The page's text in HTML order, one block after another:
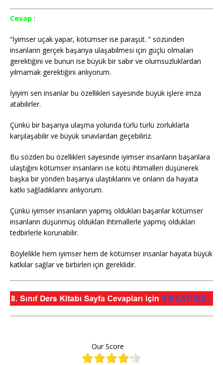
Cevap :
“İyimser uçak yapar, kötümser ise paraşüt. ” sözünden
insanların gerçek başarıya ulaşabilmesi için güçlü olmaları
gerektiğini ve bunun ise büyük bir sabır ve olumsuzluklardan
yılmamak gerektiğini anlıyorum.
İyiyim sen insanlar bu özellikleri sayesinde büyük işlere imza
atabilirler.
Çünkü bir başarıya ulaşma yolunda türlü türlü zorluklarla
karşılaşabilir ve büyük sınavlardan geçebiliriz.
Bu sözden bu özellikleri sayesinde iyimser insanların başarılara
ulaştığını kötümser insanların ise kötü ihtimalleri düşünerek
başka bir yönden başarıya ulaştıklarını ve onların da hayata
katkı sağladıklarını anlıyorum.
Çünkü iyimser insanların yapmış oldukları başarılar kötümser
insanların düşünmüş oldukları ihtimallerle yapmış oldukları
tedbirlerle korunabilir.
Böylelikle hem iyimser hem de kötümser insanlar hayata büyük
katkılar sağlar ve birbirleri için gereklidir.
Our Score